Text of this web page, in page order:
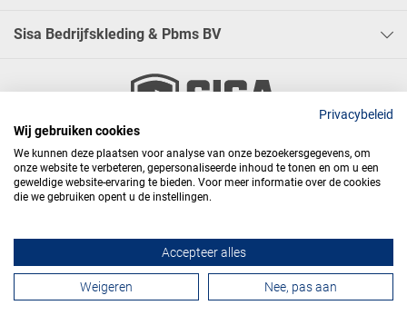
Sisa Bedrijfskleding & Pbms BV
   
Contactformulier
Privacybeleid
Wij gebruiken cookies
We kunnen deze plaatsen voor analyse van onze bezoekersgegevens, om
onze website te verbeteren, gepersonaliseerde inhoud te tonen en om u een
geweldige website-ervaring te bieden. Voor meer informatie over de cookies
die we gebruiken opent u de instellingen.
Accepteer alles
Weigeren Nee, pas aan